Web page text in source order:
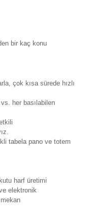
bir kaç konu
çok kısa sürede hızlı
her basılabilen
tabela pano ve totem
harf üretimi
elektronik